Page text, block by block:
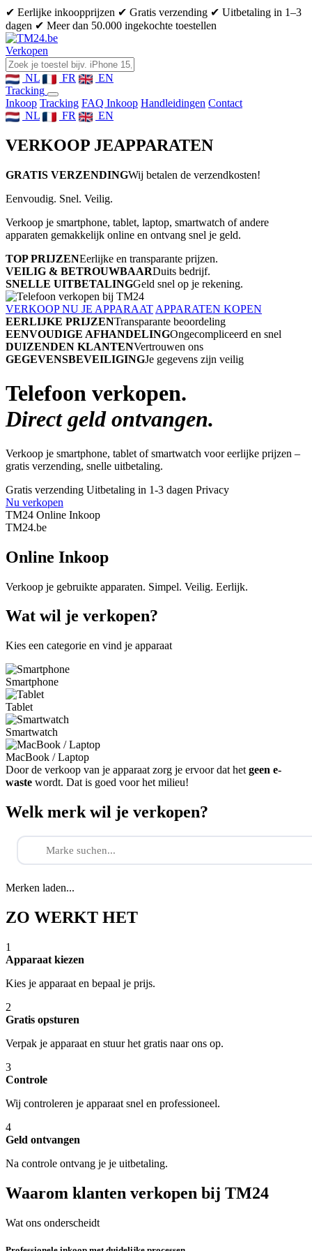
✔ Eerlijke inkoopprijzen ✔ Gratis verzending ✔ Uitbetaling in 1–3
dagen ✔ Meer dan 50.000 ingekochte toestellen
Verkopen
NL FR
EN
Tracking
Inkoop Tracking FAQ Inkoop Handleidingen Contact
NL
FR EN
VERKOOP JEAPPARATEN
GRATIS VERZENDINGWij betalen de verzendkosten!
Eenvoudig. Snel. Veilig.
Verkoop je smartphone, tablet, laptop, smartwatch of andere
apparaten gemakkelijk online en ontvang snel je geld.
TOP PRIJZENEerlijke en transparante prijzen.
VEILIG & BETROUWBAARDuits bedrijf.
SNELLE UITBETALINGGeld snel op je rekening.
VERKOOP NU JE APPARAAT APPARATEN KOPEN
EERLIJKE PRIJZENTransparante beoordeling
EENVOUDIGE AFHANDELINGOngecompliceerd en snel
DUIZENDEN KLANTENVertrouwen ons
GEGEVENSBEVEILIGINGJe gegevens zijn veilig
Telefoon verkopen.
Direct geld ontvangen.
Verkoop je smartphone, tablet of smartwatch voor eerlijke prijzen –
gratis verzending, snelle uitbetaling.
Gratis verzending Uitbetaling in 1-3 dagen Privacy
Nu verkopen
TM24 Online Inkoop
TM24.be
Online Inkoop
Verkoop je gebruikte apparaten. Simpel. Veilig. Eerlijk.
Wat wil je verkopen?
Kies een categorie en vind je apparaat
Smartphone
Tablet
Smartwatch
MacBook / Laptop
Door de verkoop van je apparaat zorg je ervoor dat het geen e-
waste wordt. Dat is goed voor het milieu!
Welk merk wil je verkopen?
Merken laden...
ZO WERKT HET
1
Apparaat kiezen
Kies je apparaat en bepaal je prijs.
2
Gratis opsturen
Verpak je apparaat en stuur het gratis naar ons op.
3
Controle
Wij controleren je apparaat snel en professioneel.
4
Geld ontvangen
Na controle ontvang je je uitbetaling.
Waarom klanten verkopen bij TM24
Wat ons onderscheidt